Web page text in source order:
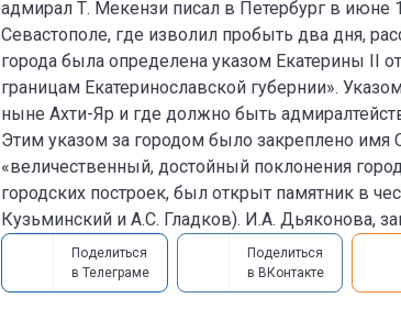
адмирал Т. Мекензи писал в Петербург в июне
Севастополе, где изволил пробыть два дня,
города была определена указом Екатерины II
границам Екатеринославской губернии».
ныне Ахти-Яр и где должно быть
Этим указом за городом было закреплено имя
«величественный, достойный поклонения
городских построек, был открыт памятник в
Кузьминский и А.С. Гладков). И.А. Дьяконова,
Поделиться
в Телеграме
Поделиться
в ВКонтакте